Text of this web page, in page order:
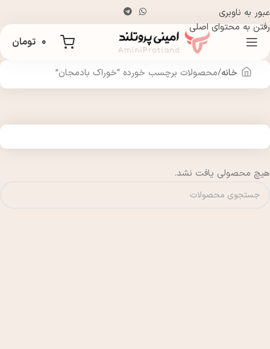
عبور به ناوبری
رفتن به محتوای اصلی
۰ تومان
خانه محصولات برچسب خورده “خوراک بادمجان”
هیچ محصولی یافت نشد.